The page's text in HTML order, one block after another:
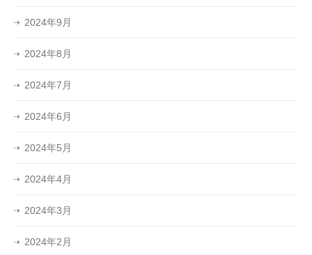
2024年9月
2024年8月
2024年7月
2024年6月
2024年5月
2024年4月
2024年3月
2024年2月